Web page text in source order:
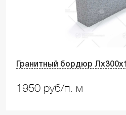
Гранитный бордюр
1950 руб/п. м